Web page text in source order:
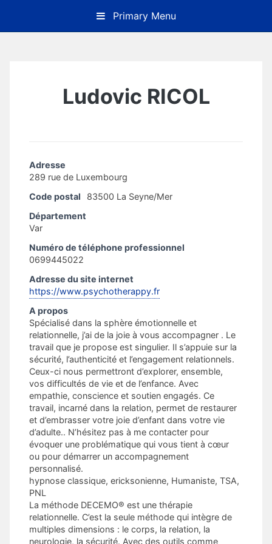
content
Primary Menu
Ludovic RICOL
Adresse
289 rue de Luxembourg
Code postal
83500 La Seyne/Mer
Département
Var
Numéro de téléphone professionnel
0699445022
Adresse du site internet
https://www.psychotherappy.fr
A propos
Spécialisé dans la sphère émotionnelle et
relationnelle, j’ai de la joie à vous accompagner . Le
travail que je propose est singulier. Il s’appuie sur la
sécurité, l’authenticité et l’engagement relationnels.
Ceux-ci nous permettront d’explorer, ensemble,
vos difficultés de vie et de l’enfance. Avec
empathie, conscience et soutien engagés. Ce
travail, incarné dans la relation, permet de restaurer
et d’embrasser votre joie d’enfant dans votre vie
d’adulte.. N’hésitez pas à me contacter pour
évoquer une problématique qui vous tient à cœur
ou pour démarrer un accompagnement
personnalisé.
hypnose classique, ericksonienne, Humaniste, TSA,
PNL
La méthode DECEMO® est une thérapie
relationnelle. C’est la seule méthode qui intègre de
multiples dimensions : le corps, la relation, la
neurologie, la sécurité. Avec des outils comme